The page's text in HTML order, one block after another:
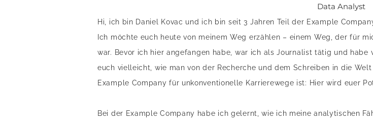
Data Analyst
Hi, ich bin Daniel Kovac und ich bin seit 3 Jahren Teil der Example
Ich möchte euch heute von meinem Weg erzählen – einem Weg, der für
war. Bevor ich hier angefangen habe, war ich als Journalist tätig und
euch vielleicht, wie man von der Recherche und dem Schreiben in die
Example Company für unkonventionelle Karrierewege ist: Hier wird euer
Bei der Example Company habe ich gelernt, wie ich meine analytischen